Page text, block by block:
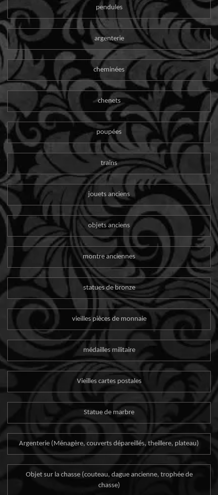
pendules
argenterie
cheminées
chenets
poupées
trains
jouets anciens
objets anciens
montre anciennes
statues de bronze
vieilles pièces de monnaie
médailles militaire
Vieilles cartes postales
Statue de marbre
Argenterie (Ménagère, couverts dépareillés, theillere, plateau)
Objet sur la chasse (couteau, dague ancienne, trophée de
chasse)